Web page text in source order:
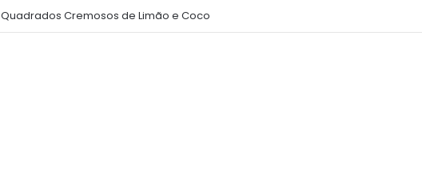
Quadrados Cremosos de Limão e Coco